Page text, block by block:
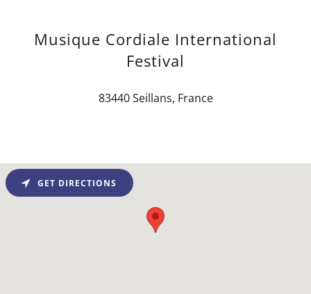
Musique Cordiale International
Festival
83440 Seillans, France
GET DIRECTIONS